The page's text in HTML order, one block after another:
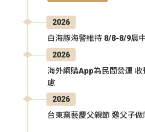
2026
白海豚海警維持 8/8-8/9晨
2026
海外網購App為民間營運 收
慮
2026
台東窯藝慶父親節 邀父子